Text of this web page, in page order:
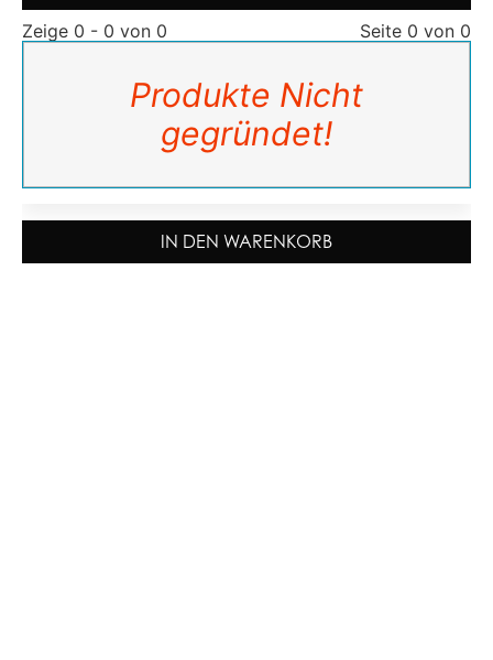
Zeige 0 - 0 von 0
Seite 0 von 0
Produkte Nicht
gegründet!
IN DEN WARENKORB